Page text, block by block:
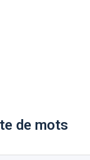
de mots